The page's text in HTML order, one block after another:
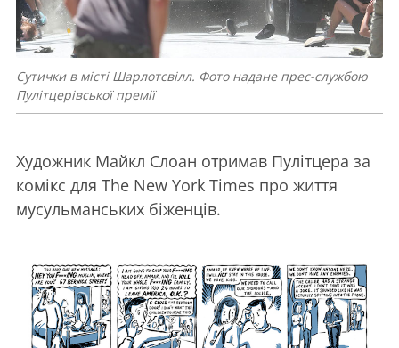
Сутички в місті Шарлотсвілл. Фото надане прес-службою
Пулітцерівської премії
Художник Майкл Слоан отримав Пулітцера за
комікс для The New York Times про життя
мусульманських біженців.